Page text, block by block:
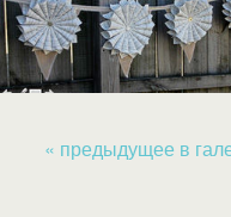
« предыдущее в